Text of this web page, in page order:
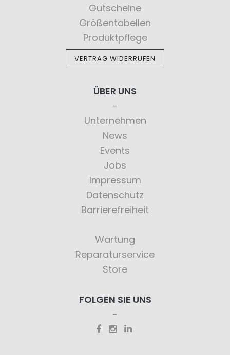
Gutscheine
Größentabellen
Produktpflege
VERTRAG WIDERRUFEN
ÜBER UNS
Unternehmen
News
Events
Jobs
Impressum
Datenschutz
Barrierefreiheit
Wartung
Reparaturservice
Store
FOLGEN SIE UNS